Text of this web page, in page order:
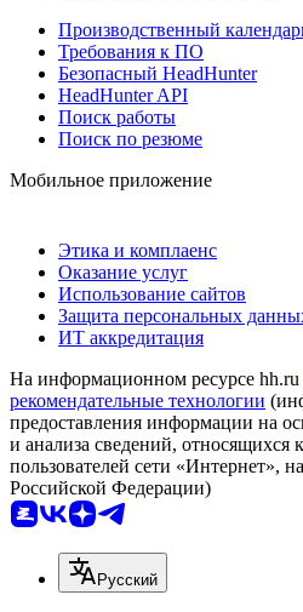
Производственный
Требования к ПО
Безопасный HeadHunter
HeadHunter API
Поиск работы
Поиск по резюме
Мобильное приложение
Этика и комплаенс
Оказание услуг
Использование сайтов
Защита персональных
ИТ аккредитация
На информационном ресурсе hh.ru
рекомендательные технологии
предоставления информации на
и анализа сведений, относящихся
пользователей сети «Интернет»,
Российской Федерации)
Русский